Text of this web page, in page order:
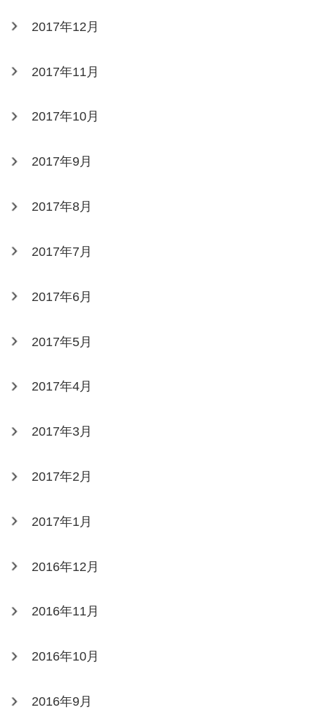
2017年12月
2017年11月
2017年10月
2017年9月
2017年8月
2017年7月
2017年6月
2017年5月
2017年4月
2017年3月
2017年2月
2017年1月
2016年12月
2016年11月
2016年10月
2016年9月